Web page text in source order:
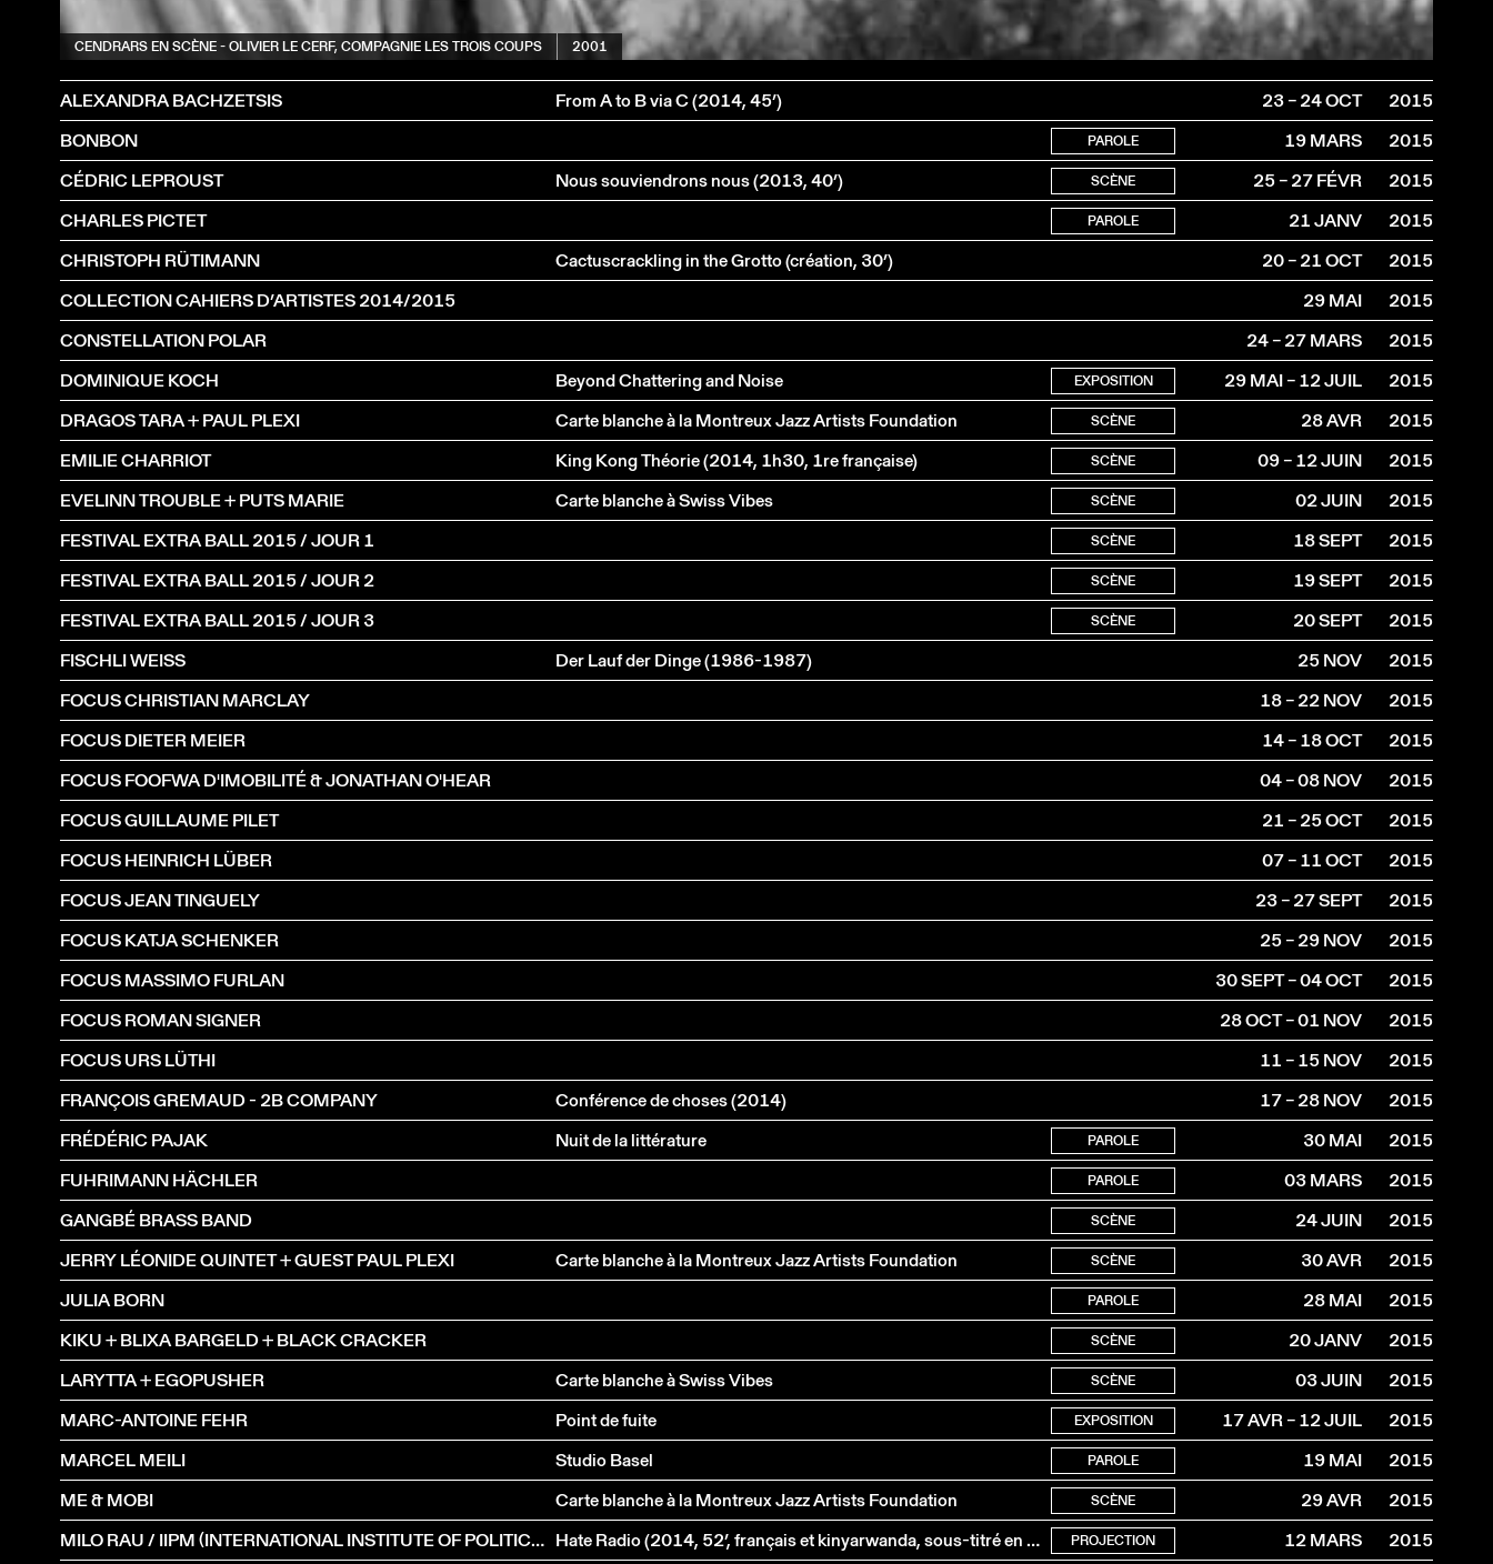
CENDRARS EN SCÈNE - OLIVIER LE CERF, COMPAGNIE LES TROIS COUPS 2001
ALEXANDRA BACHZETSIS From A to B via C (2014, 45’) 23 – 24 OCT
2015
BONBON
PAROLE 19 MARS
2015
CÉDRIC LEPROUST
Nous souviendrons nous (2013, 40’) SCÈNE 25 – 27 FÉVR
2015
CHARLES PICTET
PAROLE 21 JANV
2015
CHRISTOPH RÜTIMANN
Cactuscrackling in the Grotto (création, 30’) 20 – 21 OCT
2015
COLLECTION CAHIERS D’ARTISTES 2014/2015
29 MAI
2015
CONSTELLATION POLAR
24 – 27 MARS
2015
DOMINIQUE KOCH
Beyond Chattering and Noise EXPOSITION 29 MAI – 12 JUIL
2015
DRAGOS TARA + PAUL PLEXI
Carte blanche à la Montreux Jazz Artists Foundation SCÈNE 28 AVR
2015
EMILIE CHARRIOT
King Kong Théorie (2014, 1h30, 1re française) SCÈNE 09 – 12 JUIN
2015
EVELINN TROUBLE + PUTS MARIE
Carte blanche à Swiss Vibes SCÈNE 02 JUIN
2015
FESTIVAL EXTRA BALL 2015 / JOUR 1
SCÈNE 18 SEPT
2015
FESTIVAL EXTRA BALL 2015 / JOUR 2
SCÈNE 19 SEPT
2015
FESTIVAL EXTRA BALL 2015 / JOUR 3
SCÈNE 20 SEPT
2015
FISCHLI WEISS
Der Lauf der Dinge (1986-1987) 25 NOV
2015
FOCUS CHRISTIAN MARCLAY
18 – 22 NOV
2015
FOCUS DIETER MEIER
14 – 18 OCT
2015
FOCUS FOOFWA D'IMOBILITÉ & JONATHAN O'HEAR
04 – 08 NOV
2015
FOCUS GUILLAUME PILET
21 – 25 OCT
2015
FOCUS HEINRICH LÜBER
07 – 11 OCT
2015
FOCUS JEAN TINGUELY
23 – 27 SEPT
2015
FOCUS KATJA SCHENKER
25 – 29 NOV
2015
FOCUS MASSIMO FURLAN
30 SEPT – 04 OCT
2015
FOCUS ROMAN SIGNER
28 OCT – 01 NOV
2015
FOCUS URS LÜTHI
11 – 15 NOV
2015
FRANÇOIS GREMAUD - 2B COMPANY
Conférence de choses (2014) 17 – 28 NOV
2015
FRÉDÉRIC PAJAK
Nuit de la littérature PAROLE 30 MAI
2015
FUHRIMANN HÄCHLER
PAROLE 03 MARS
2015
GANGBÉ BRASS BAND
SCÈNE 24 JUIN
2015
JERRY LÉONIDE QUINTET + GUEST PAUL PLEXI
Carte blanche à la Montreux Jazz Artists Foundation SCÈNE 30 AVR
2015
JULIA BORN
PAROLE 28 MAI
2015
KIKU + BLIXA BARGELD + BLACK CRACKER
SCÈNE 20 JANV
2015
LARYTTA + EGOPUSHER
Carte blanche à Swiss Vibes SCÈNE 03 JUIN
2015
MARC-ANTOINE FEHR
Point de fuite EXPOSITION 17 AVR – 12 JUIL
2015
MARCEL MEILI
Studio Basel PAROLE 19 MAI
2015
ME & MOBI
Carte blanche à la Montreux Jazz Artists Foundation SCÈNE 29 AVR
2015
MILO RAU / IIPM (INTERNATIONAL INSTITUTE OF POLITICAL MURDER)
Hate Radio (2014, 52’, français et kinyarwanda, sous-titré en français) PROJECTION 12 MARS
2015